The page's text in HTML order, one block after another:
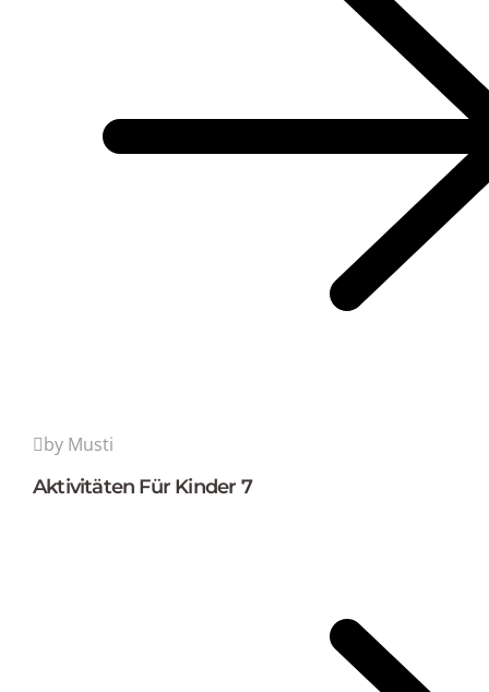
by Musti
Aktivitäten Für Kinder 7